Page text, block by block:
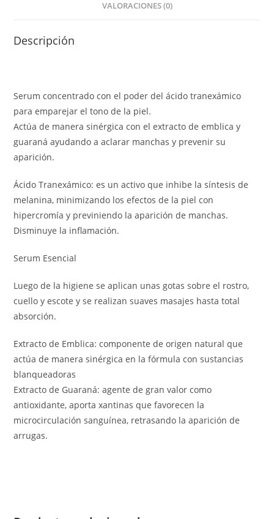
VALORACIONES (0)
Descripción
Serum concentrado con el poder del ácido tranexámico
para emparejar el tono de la piel.
Actúa de manera sinérgica con el extracto de emblica y
guaraná ayudando a aclarar manchas y prevenir su
aparición.
Ácido Tranexámico: es un activo que inhibe la síntesis de
melanina, minimizando los efectos de la piel con
hipercromía y previniendo la aparición de manchas.
Disminuye la inflamación.
Serum Esencial
Luego de la higiene se aplican unas gotas sobre el rostro,
cuello y escote y se realizan suaves masajes hasta total
absorción.
Extracto de Emblica: componente de origen natural que
actúa de manera sinérgica en la fórmula con sustancias
blanqueadoras
Extracto de Guaraná: agente de gran valor como
antioxidante, aporta xantinas que favorecen la
microcirculación sanguínea, retrasando la aparición de
arrugas.